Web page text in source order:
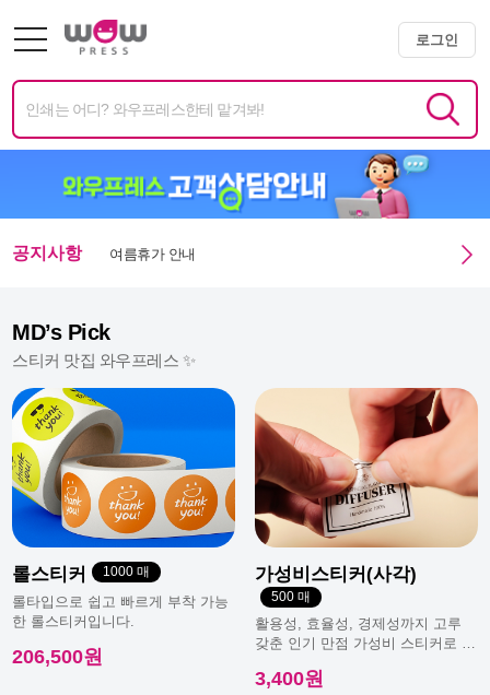
로그인
공지사항
미니배너 용지 변경 및 단가 인상 안내
미니배너 임시 생산 중단 안내
광복절 휴무안내
MD’s Pick
스티커 맛집 와우프레스 ✨
롤스티커 1000 매
롤타입으로 쉽고 빠르게 부착 가능
한 롤스티커입니다.
206,500원
가성비스티커(사각)
500 매
활용성, 효율성, 경제성까지 고루
갖춘 인기 만점 가성비 스티커로 일
3,400원